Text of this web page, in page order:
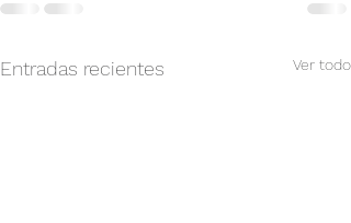
Entradas recientes Ver todo